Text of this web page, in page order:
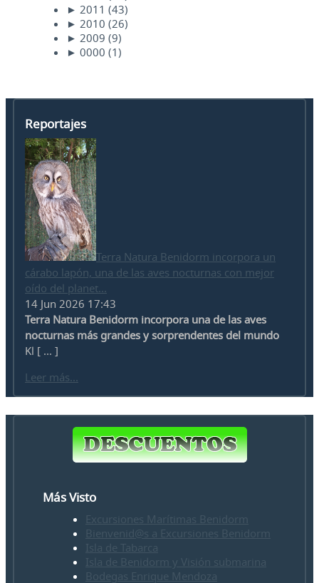
► 2011 (43)
► 2010 (26)
► 2009 (9)
► 0000 (1)
Reportajes
Terra Natura Benidorm incorpora un
cárabo lapón, una de las aves nocturnas con mejor
oído del planet...
14 Jun 2026 17:43
Terra Natura Benidorm incorpora una de las aves
nocturnas más grandes y sorprendentes del mundo
Kl [ ... ]
Leer más...
Más Visto
Excursiones Marítimas Benidorm
Bienvenid@s a Excursiones Benidorm
Isla de Tabarca
Isla de Benidorm y Visión submarina
Bodegas Enrique Mendoza